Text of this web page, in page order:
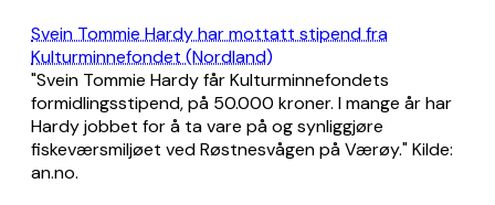
Svein Tommie Hardy har mottatt stipend fra
Kulturminnefondet (Nordland)
"Svein Tommie Hardy får Kulturminnefondets
formidlingsstipend, på 50.000 kroner. I mange år har
Hardy jobbet for å ta vare på og synliggjøre
fiskeværsmiljøet ved Røstnesvågen på Værøy." Kilde:
an.no.